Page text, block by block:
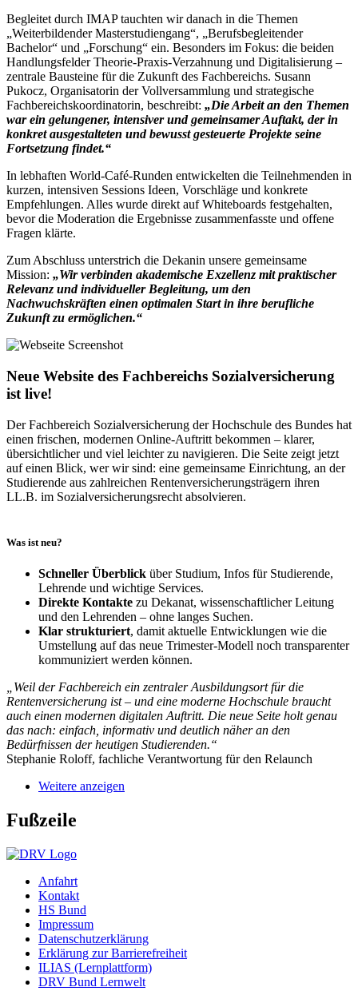
Begleitet durch IMAP tauchten wir danach in die Themen
„Weiterbildender Masterstudiengang“, „Berufsbegleitender
Bachelor“ und „Forschung“ ein. Besonders im Fokus: die beiden
Handlungsfelder Theorie-Praxis-Verzahnung und Digitalisierung –
zentrale Bausteine für die Zukunft des Fachbereichs. Susann
Pukocz, Organisatorin der Vollversammlung und strategische
Fachbereichskoordinatorin, beschreibt: „Die Arbeit an den Themen
war ein gelungener, intensiver und gemeinsamer Auftakt, der in
konkret ausgestalteten und bewusst gesteuerte Projekte seine
Fortsetzung findet.“
In lebhaften World-Café-Runden entwickelten die Teilnehmenden in
kurzen, intensiven Sessions Ideen, Vorschläge und konkrete
Empfehlungen. Alles wurde direkt auf Whiteboards festgehalten,
bevor die Moderation die Ergebnisse zusammenfasste und offene
Fragen klärte.
Zum Abschluss unterstrich die Dekanin unsere gemeinsame
Mission: „Wir verbinden akademische Exzellenz mit praktischer
Relevanz und individueller Begleitung, um den
Nachwuchskräften einen optimalen Start in ihre berufliche
Zukunft zu ermöglichen.“
Neue Website des Fachbereichs Sozialversicherung
ist live!
Der Fachbereich Sozialversicherung der Hochschule des Bundes hat
einen frischen, modernen Online‑Auftritt bekommen – klarer,
übersichtlicher und viel leichter zu navigieren. Die Seite zeigt jetzt
auf einen Blick, wer wir sind: eine gemeinsame Einrichtung, an der
Studierende aus zahlreichen Rentenversicherungsträgern ihren
LL.B. im Sozialversicherungsrecht absolvieren.
Was ist neu?
Schneller Überblick über Studium, Infos für Studierende,
Lehrende und wichtige Services.
Direkte Kontakte zu Dekanat, wissenschaftlicher Leitung
und den Lehrenden – ohne langes Suchen.
Klar strukturiert, damit aktuelle Entwicklungen wie die
Umstellung auf das neue Trimester-Modell noch transparenter
kommuniziert werden können.
„Weil der Fachbereich ein zentraler Ausbildungsort für die
Rentenversicherung ist – und eine moderne Hochschule braucht
auch einen modernen digitalen Auftritt. Die neue Seite holt genau
das nach: einfach, informativ und deutlich näher an den
Bedürfnissen der heutigen Studierenden.“
Stephanie Roloff, fachliche Verantwortung für den Relaunch
Weitere anzeigen
Fußzeile
Anfahrt
Kontakt
HS Bund
Impressum
Datenschutzerklärung
Erklärung zur Barrierefreiheit
ILIAS (Lernplattform)
DRV Bund Lernwelt